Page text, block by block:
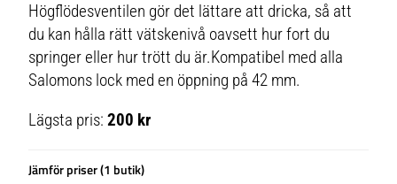
Högflödesventilen gör det lättare att dricka, så att
du kan hålla rätt vätskenivå oavsett hur fort du
springer eller hur trött du är.Kompatibel med alla
Salomons lock med en öppning på 42 mm.
Lägsta pris:200 kr
Jämför priser (1 butik)